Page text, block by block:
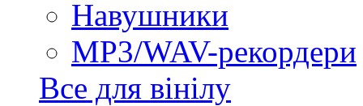
Навушники
MP3/WAV-рекордери
Все для вінілу